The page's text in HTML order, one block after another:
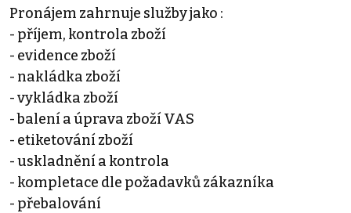
Pronájem zahrnuje služby jako :
- příjem, kontrola zboží
- evidence zboží
- nakládka zboží
- vykládka zboží
- balení a úprava zboží VAS
- etiketování zboží
- uskladnění a kontrola
- kompletace dle požadavků zákazníka
- přebalování